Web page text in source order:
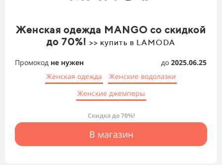
Женская одежда MANGO со скидкой
до 70%! >> купить в LAMODA
Промокод не нужен до 2025.06.25
Женская одежда
Женские водолазки
Женские джемперы
Скидка до 70%!
В магазин